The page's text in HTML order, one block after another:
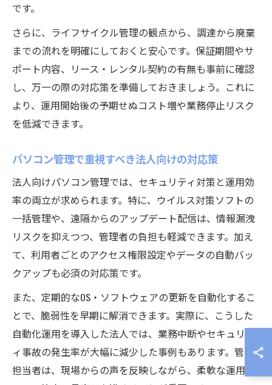
です。
さらに、ライフサイクル管理の観点から、調達から廃棄
までの流れを明確にしておくと安心です。保証期間やサ
ポート内容、リース・レンタル契約の有無も事前に確認
し、万一の際の対応策を準備しておきましょう。これに
より、運用開始後の予期せぬコスト増や業務停止リスク
を低減できます。
パソコン管理で重視すべき法人向けの対応策
法人向けパソコン管理では、セキュリティ対策と運用効
率の両立が求められます。特に、ウイルス対策ソフトの
一括管理や、遠隔からのアップデート配信は、情報漏洩
リスクを抑えつつ、管理者の負担も軽減できます。加え
て、利用者ごとのアクセス権限設定やデータの自動バッ
クアップも必須の対応策です。
また、定期的なOS・ソフトウェアの更新を自動化するこ
とで、脆弱性を早期に解消できます。実際に、こうした
自動化運用を導入した法人では、業務中断やセキュリテ
ィ事故の発生率が大幅に減少した事例もあります。管理
担当者は、現場からの声を反映しながら、柔軟な運用ル